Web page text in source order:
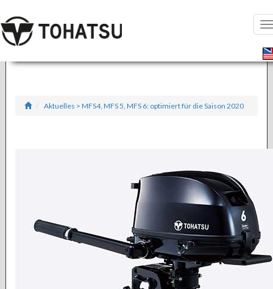
Aktuelles > MFS4, MFS 5, MFS 6: optimiert für die Saison 2020